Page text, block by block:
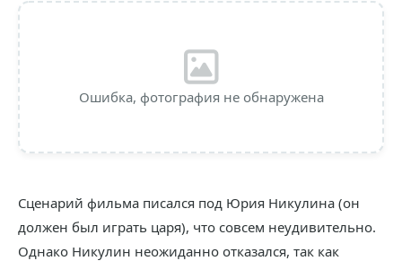
Ошибка, фотография не обнаружена
Сценарий фильма писался под Юрия Никулина (он
должен был играть царя), что совсем неудивительно.
Однако Никулин неожиданно отказался, так как